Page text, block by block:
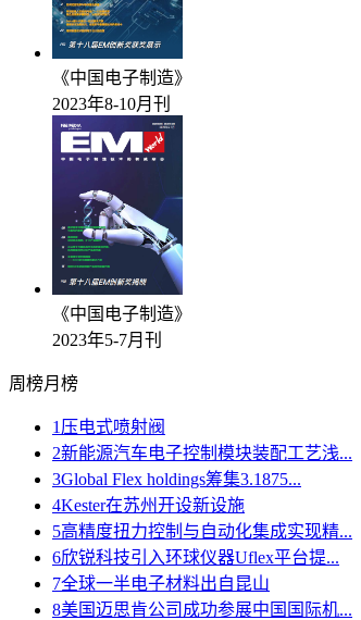
《中国电子制造》
2023年8-10月刊
《中国电子制造》
2023年5-7月刊
周榜月榜
1 压电式喷射阀
2新能源汽车电子控制模块装配工艺浅...
3Global Flex holdings筹集3.1875...
4Kester在苏州开设新设施
5高精度扭力控制与自动化集成实现精...
6欣锐科技引入环球仪器Uflex平台提...
7全球一半电子材料出自昆山
8美国迈思肯公司成功参展中国国际机...